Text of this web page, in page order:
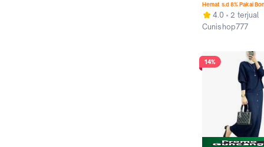
MANGO
Hemat s.d 8% Pakai
4.0
2 terjual
Cunishop777
14%